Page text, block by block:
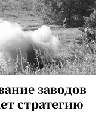
заводов
стратегию